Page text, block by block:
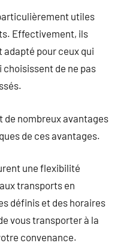
utiles
Effectivement, ils
pour ceux qui
choisissent de ne pas
de nombreux avantages
de ces avantages.
une flexibilité
transports en
définis et des horaires
vous transporter à la
convenance.